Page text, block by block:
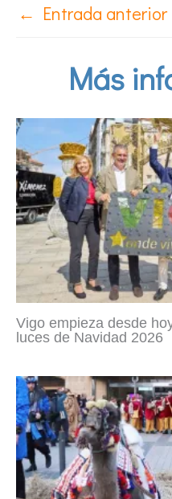
← Entrada anterior
Más
Vigo empieza desde
luces de Navidad 2026